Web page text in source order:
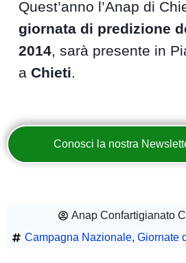
Quest’anno l’Anap di
giornata di predizione
2014, sarà presente in
aChieti.
Conosci la nostra
Anap Confartigianato
Campagna Nazionale, Giornate